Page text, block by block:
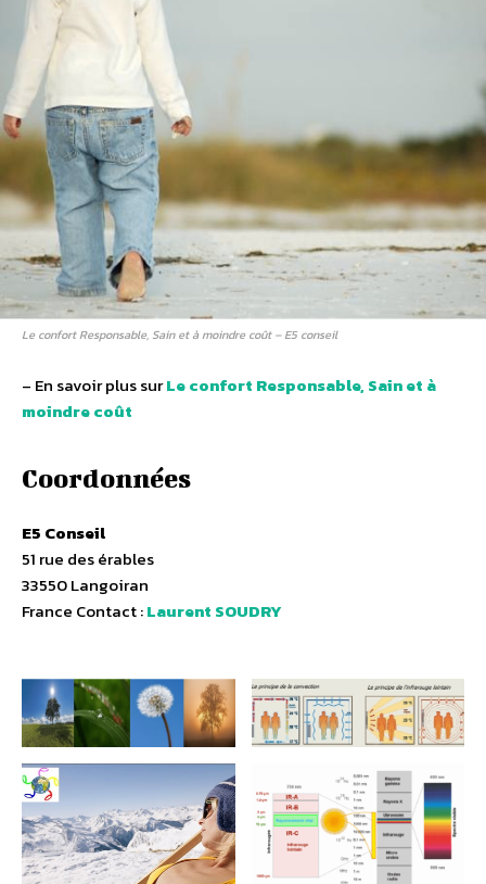
Le confort Responsable, Sain et à moindre coût – E5 conseil
– En savoir plus surLe confort Responsable, Sain et à
moindre coût
Coordonnées
E5 Conseil
51 rue des érables
33550 Langoiran
France Contact :Laurent SOUDRY